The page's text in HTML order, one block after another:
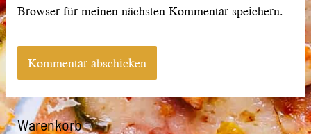
Browser für meinen nächsten Kommentar speichern.
Warenkorb